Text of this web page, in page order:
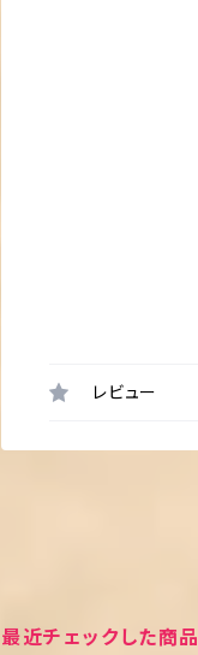
レビュー
最近チェックした商品